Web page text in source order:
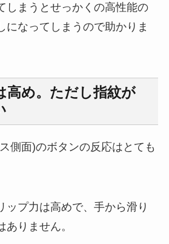
しまうとせっかくの高性能の
になってしまうので助かりま
高め。ただし指紋が
側面)のボタンの反応はとても
ップ力は高めで、手から滑り
りません。